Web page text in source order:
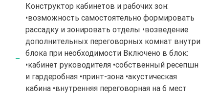
Конструктор кабинетов и рабочих зон:
•возможность самостоятельно формировать
рассадку и зонировать отделы •возведение
дополнительных переговорных комнат внутри
блока при необходимости Включено в блок:
•кабинет руководителя •собственный ресепшн
и гардеробная •принт-зона •акустическая
кабина •внутренняя переговорная на 6 мест